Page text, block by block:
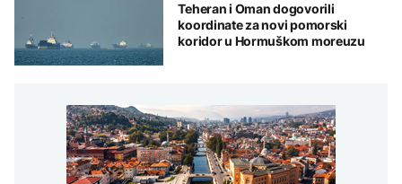
Teheran i Oman dogovorili
koordinate za novi pomorski
koridor u Hormuškom moreuzu